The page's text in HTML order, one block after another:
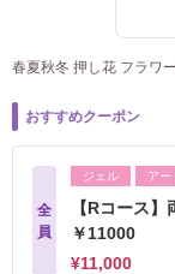
春夏秋冬 押し花 フラワ
おすすめクーポン
全
員
ジェル アー
【Rコース
￥11000
¥11,000